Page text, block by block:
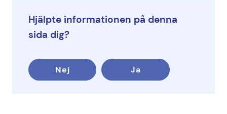
Hjälpte informationen på denna
sida dig?
Nej Ja